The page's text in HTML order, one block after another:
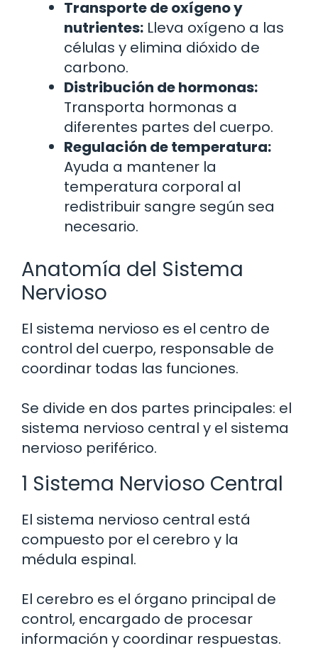
Transporte de oxígeno y
nutrientes: Lleva oxígeno a las
células y elimina dióxido de
carbono.
Distribución de hormonas:
Transporta hormonas a
diferentes partes del cuerpo.
Regulación de temperatura:
Ayuda a mantener la
temperatura corporal al
redistribuir sangre según sea
necesario.
Anatomía del Sistema
Nervioso
El sistema nervioso es el centro de
control del cuerpo, responsable de
coordinar todas las funciones.
Se divide en dos partes principales: el
sistema nervioso central y el sistema
nervioso periférico.
1 Sistema Nervioso Central
El sistema nervioso central está
compuesto por el cerebro y la
médula espinal.
El cerebro es el órgano principal de
control, encargado de procesar
información y coordinar respuestas.